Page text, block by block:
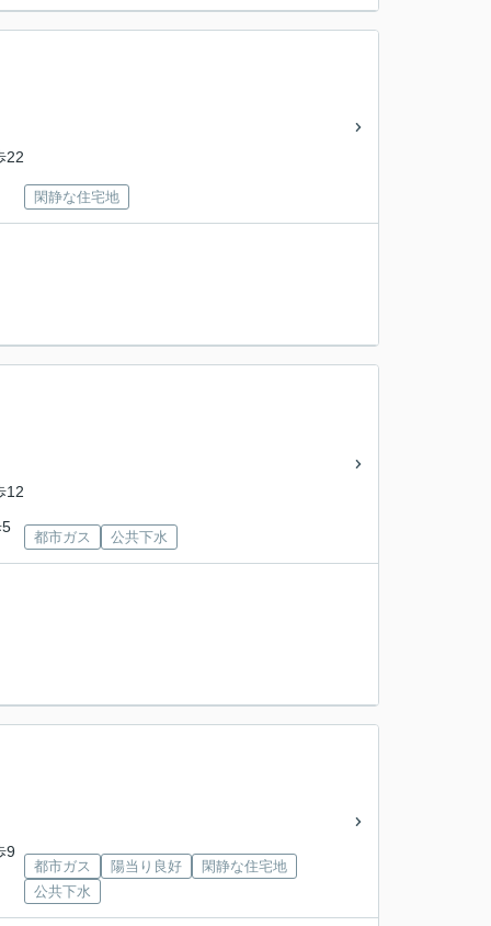
22
閑静な住宅地
12
都市ガス 公共下水
9
都市ガス 陽当り良好
閑静な住宅地
公共下水